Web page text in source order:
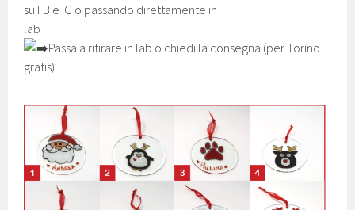
su FB e IG o passando direttamente in
lab
Passa a ritirare in lab o chiedi la consegna (per Torino
gratis)